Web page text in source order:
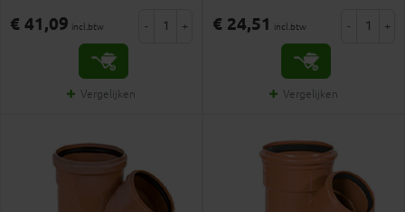
€ 41,09 incl.btw - +
Vergelijken
€ 24,51 incl.btw - +
Vergelijken